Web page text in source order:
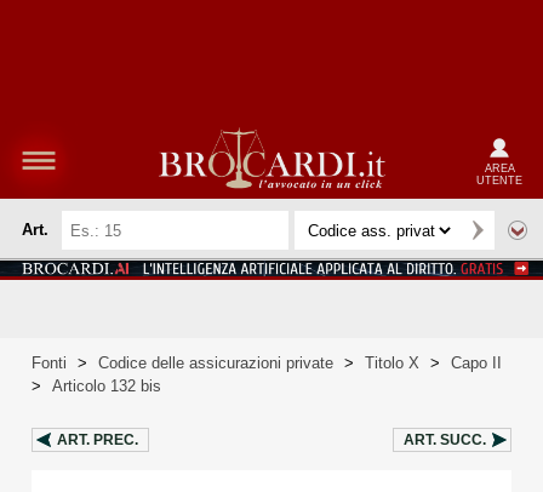
AREA
UTENTE
Art.
Fonti > Codice delle assicurazioni private > Titolo X >
Capo II
>
Articolo 132 bis
ART. PREC. ART. SUCC.